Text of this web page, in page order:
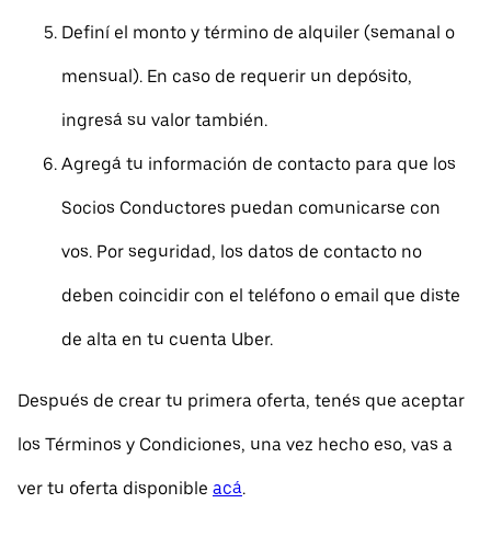
Definí el monto y término de alquiler (semanal o
mensual). En caso de requerir un depósito,
ingresá su valor también.
Agregá tu información de contacto para que los
Socios Conductores puedan comunicarse con
vos. Por seguridad, los datos de contacto no
deben coincidir con el teléfono o email que diste
de alta en tu cuenta Uber.
Después de crear tu primera oferta, tenés que aceptar
los Términos y Condiciones, una vez hecho eso, vas a
ver tu oferta disponible acá.